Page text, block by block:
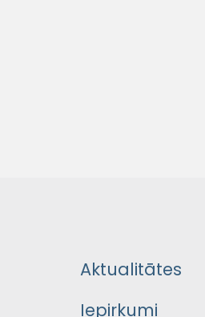
Aktualitātes
Iepirkumi